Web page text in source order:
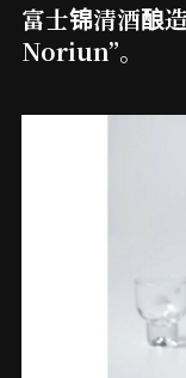
富士锦清酒酿
Noriun”。